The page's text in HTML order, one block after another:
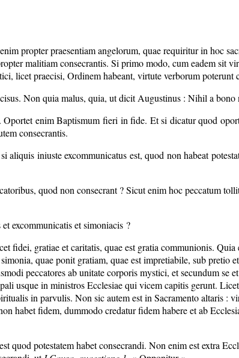
propter praesentiam angelorum, quae requiritur in hoc
malitiam consecrantis. Si primo modo, cum eadem sit
licet praecisi, Ordinem habeant, virtute verborum
Non quia malus, quia, ut dicit Augustinus : Nihil a
Oportet enim Baptismum fieri in fide. Et si dicatur quod
consecrantis.
iniuste excommunicatus est, quod non habeat
quod non consecrant ? Sicut enim hoc peccatum
excommunicatis et simoniacis ?
fidei, gratiae et caritatis, quae est gratia communionis.
quae ponit gratiam, quae est impretiabile, sub pretio
peccatores ab unitate corporis mystici, et secundum se
usque in ministros Ecclesiae qui vicem capitis gerunt.
in parvulis. Non sic autem est in Sacramento altaris :
habet fidem, dummodo credatur fidem habere et ab
quod potestatem habet consecrandi. Non enim est extra